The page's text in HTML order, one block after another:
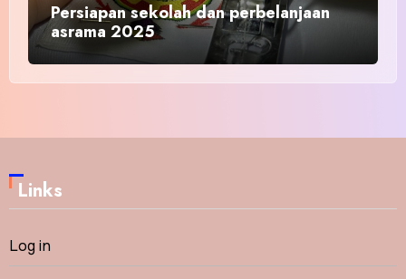
Persiapan sekolah dan perbelanjaan
asrama 2025
Links
Log in